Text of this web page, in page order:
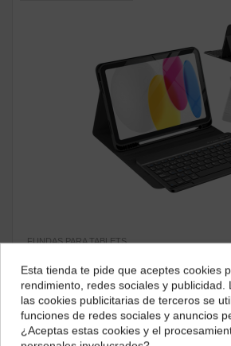
FUNDAS PARA TABLETS
Pad 10.2"/10.5"
46,55 €
ver producto
¿Dónde deseas recibir
Selecciona tu ubicación para
impuestos correctos para tu
Esta tienda te pide que aceptes cookies
rendimiento, redes sociales y publicidad.
las cookies publicitarias de terceros se
funciones de redes sociales y anuncios
¿Aceptas estas cookies y el